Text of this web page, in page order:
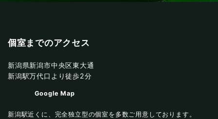
個室までのアクセス
新潟県新潟市中央区東大通
新潟駅万代口より徒歩2分
Google Map
新潟駅近くに、完全独立型の個室を多数ご用意しております。